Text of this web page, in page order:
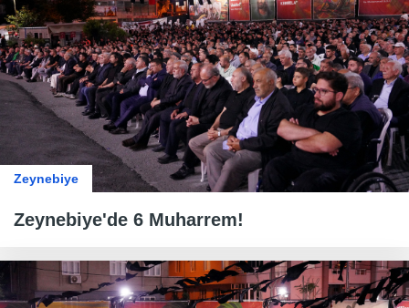
Zeynebiye
Zeynebiye'de 6 Muharrem!